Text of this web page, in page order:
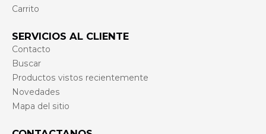
Carrito
SERVICIOS AL CLIENTE
Contacto
Buscar
Productos vistos recientemente
Novedades
Mapa del sitio